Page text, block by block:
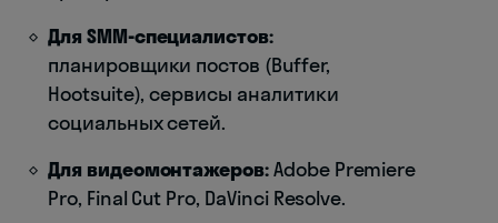
Для SMM-специалистов:
планировщики постов (Buffer,
Hootsuite), сервисы аналитики
социальных сетей.
Для видеомонтажеров:Adobe Premiere
Pro, Final Cut Pro, DaVinci Resolve.